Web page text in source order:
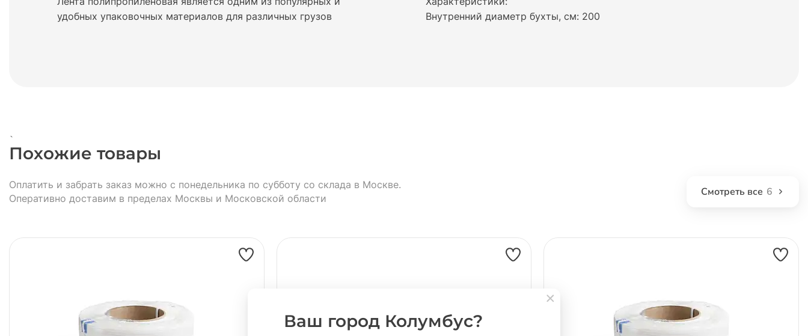
удобных упаковочных материалов для различных грузов
Внутренний диаметр бухты, см: 200
`
Похожие товары
Оплатить и забрать заказ можно с понедельника по субботу со склада в Москве.
Оперативно доставим в пределах Москвы и Московской области
Смотреть все 6
Ваш город Колумбус?